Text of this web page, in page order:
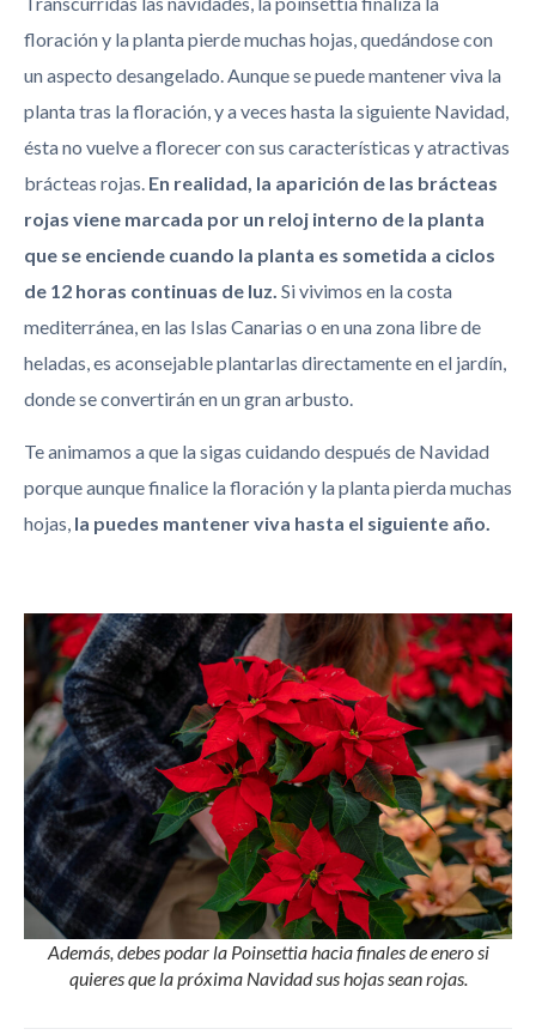
floración y la planta pierde muchas hojas, quedándose con
un aspecto desangelado. Aunque se puede mantener viva la
planta tras la floración, y a veces hasta la siguiente Navidad,
ésta no vuelve a florecer con sus características y atractivas
brácteas rojas. En realidad, la aparición de las brácteas
rojas viene marcada por un reloj interno de la planta
que se enciende cuando la planta es sometida a ciclos
de 12 horas continuas de luz. Si vivimos en la costa
mediterránea, en las Islas Canarias o en una zona libre de
heladas, es aconsejable plantarlas directamente en el jardín,
donde se convertirán en un gran arbusto.
Te animamos a que la sigas cuidando después de Navidad
porque aunque finalice la floración y la planta pierda muchas
hojas, la puedes mantener viva hasta el siguiente año.
Además, debes podar la Poinsettia hacia finales de enero si
quieres que la próxima Navidad sus hojas sean rojas.